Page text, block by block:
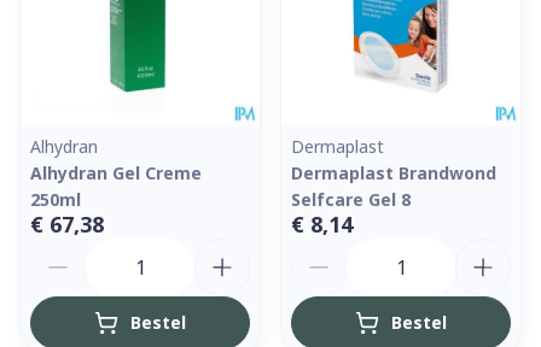
Alhydran
Alhydran Gel Creme
250ml
€ 67,38
Bestel
Dermaplast
Dermaplast Brandwond
Selfcare Gel 8
€ 8,14
Bestel